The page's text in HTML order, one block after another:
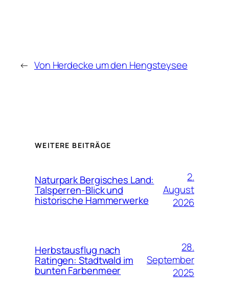
← Von Herdecke um den Hengsteysee
WEITERE BEITRÄGE
Naturpark Bergisches Land:
Talsperren-Blick und
historische Hammerwerke
2.
August
2026
Herbstausflug nach
Ratingen: Stadtwald im
bunten Farbenmeer
28.
September
2025